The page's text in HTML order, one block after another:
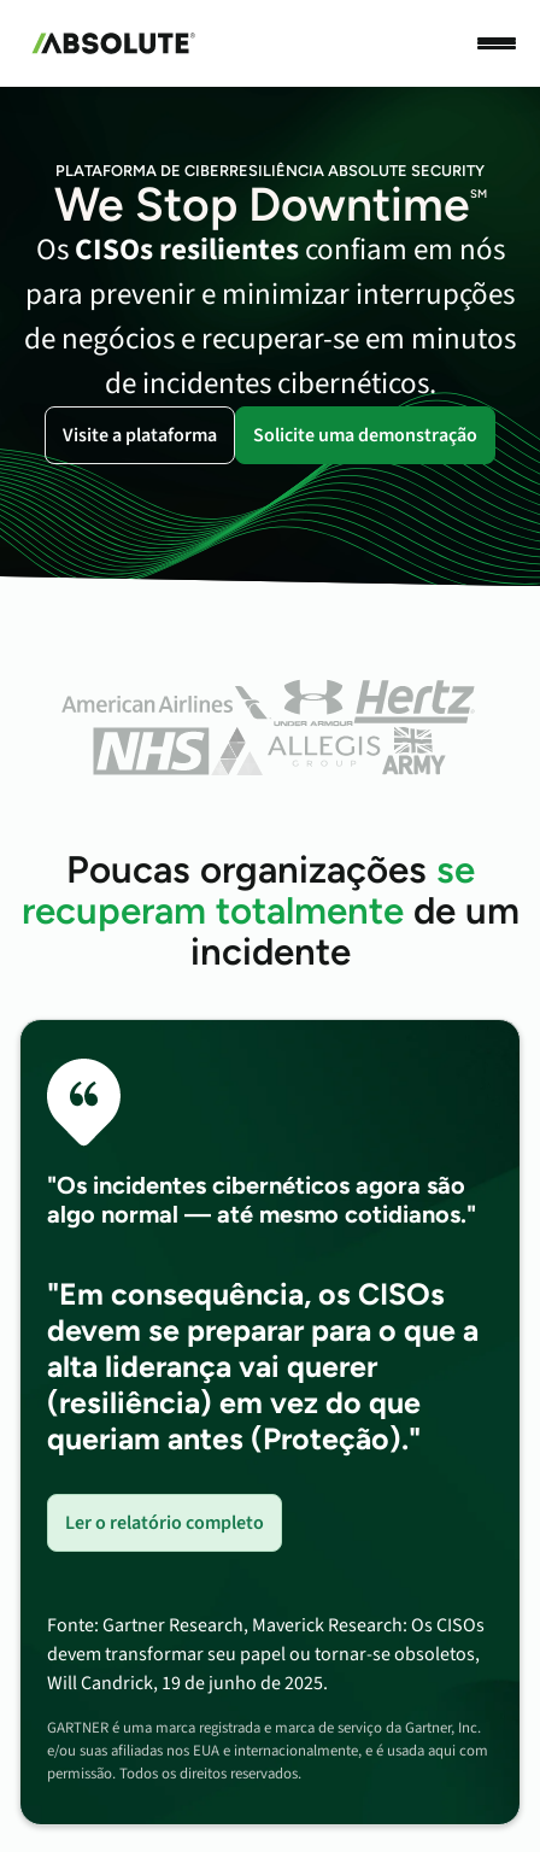
PLATAFORMA DE CIBERRESILIÊNCIA ABSOLUTE SECURITY
We Stop DowntimeSM
OsCISOs resilientesconfiam em nós
para prevenir e minimizar interrupções
de negócios e recuperar‑se em minutos
de incidentes cibernéticos.
Visite a plataforma Solicite uma demonstração
Poucas organizações se
recuperam totalmentede um
incidente
"Os incidentes cibernéticos agora são
algo normal — até mesmo cotidianos."
"Em consequência, os CISOs
devem se preparar para o que a
alta liderança vai querer
(resiliência) em vez do que
queriam antes (Proteção)."
Ler o relatório completo
Fonte: Gartner Research, Maverick Research: Os CISOs
devem transformar seu papel ou tornar-se obsoletos,
Will Candrick, 19 de junho de 2025.
GARTNER é uma marca registrada e marca de serviço da Gartner, Inc.
e/ou suas afiliadas nos EUA e internacionalmente, e é usada aqui com
permissão. Todos os direitos reservados.